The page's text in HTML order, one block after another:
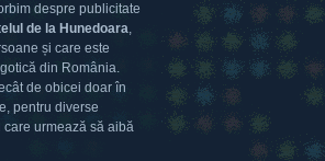
despre publicitate
de la Hunedoara,
și care este
din România.
de obicei doar în
pentru diverse
urmează să aibă